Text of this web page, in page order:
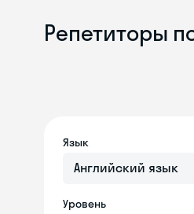
Репетиторы
Язык
Английский язык
Уровень